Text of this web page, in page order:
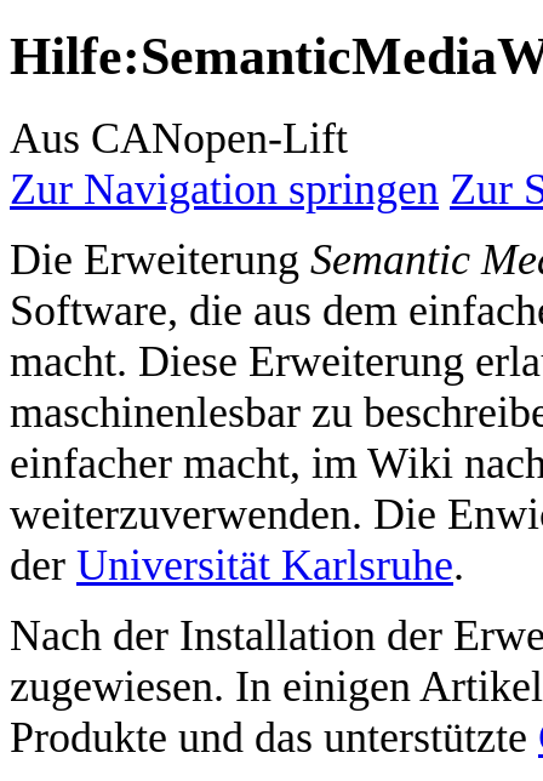
Hilfe:
Aus CANopen-Lift
Zur Navigation springen Zur
Die Erweiterung Semantic
Software, die aus dem
macht. Diese Erweiterung
maschinenlesbar zu
einfacher macht, im Wiki
weiterzuverwenden. Die
der Universität Karlsruhe.
Nach der Installation der
zugewiesen. In einigen
Produkte und das unterstützte